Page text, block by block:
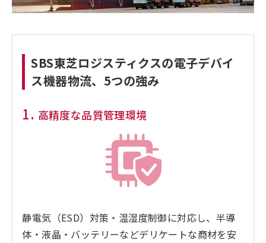
SBS東芝ロジスティクスの電子デバイ
ス機器物流、5つの強み
1. 高精度な品質管理環境
静電気（ESD）対策・温湿度制御に対応し、半導
体・液晶・バッテリーなどデリケートな商材を安